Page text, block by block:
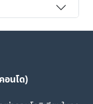
นโด)